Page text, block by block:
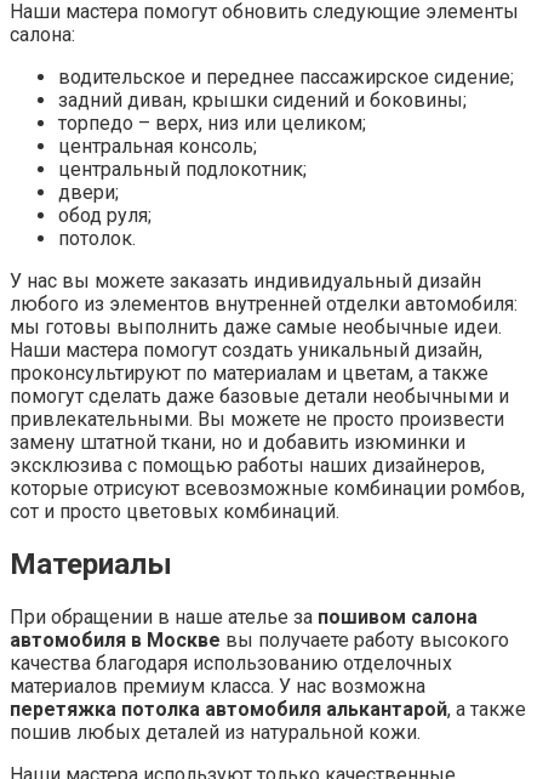
Материалы
При обращении в наше ателье запошивом салона
автомобиля в Москвевы получаете работу высокого
качества благодаря использованию отделочных
материалов премиум класса. У нас возможна
перетяжка потолка автомобиля алькантарой
пошив любых деталей из натуральной кожи.
материалы для гарантии долгого срока службы. Мы
обращаемся к проверенным производителям:
натуральная кожа немецких брендов Hans Reinke и
MAH;
натуральная кожа итальянских производств Nappa
и Monza;
искусственная замша итальянского производителя
Alcantara;
оригинальная потолочная ткань MAH, производства
Германии.
В качестве исключения, мы работаем с эко-кожей
только при пошиве автомобильных ковриков.
Все материалы Вы можете потрогать, пощупать и
приложить в салон Вашего автомобиля, приехав к нам в
ателье!
В стоимость услуг будут входить как монтажные и
арматурные работы мастера, так и расходные